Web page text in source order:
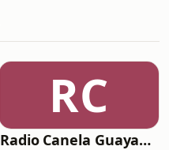
RC
Radio Canela Guayaquil